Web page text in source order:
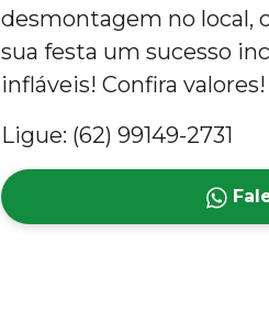
desmontagem no local,
sua festa um sucesso
infláveis! Confira valores!
Ligue: (62) 99149-2731